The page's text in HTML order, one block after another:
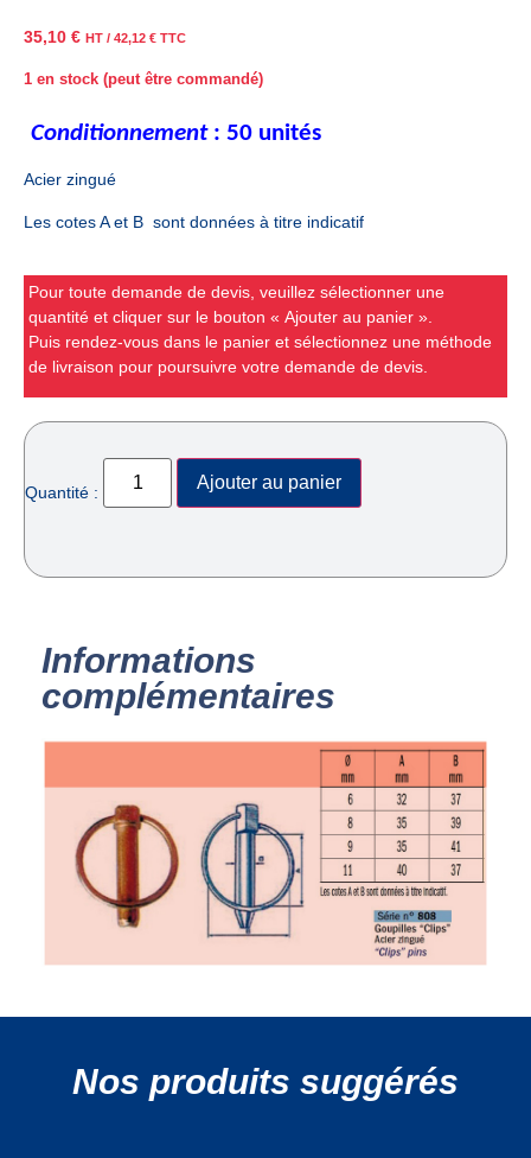
35,10 € HT / 42,12 € TTC
1 en stock (peut être commandé)
Conditionnement: 50 unités
Acier zingué
Les cotes A et B sont données à titre indicatif
Pour toute demande de devis, veuillez sélectionner une
quantité et cliquer sur le bouton « Ajouter au panier ».
Puis rendez-vous dans le panier et sélectionnez une méthode
de livraison pour poursuivre votre demande de devis.
Quantité : Ajouter au panier
Informations
complémentaires
Nos produits suggérés